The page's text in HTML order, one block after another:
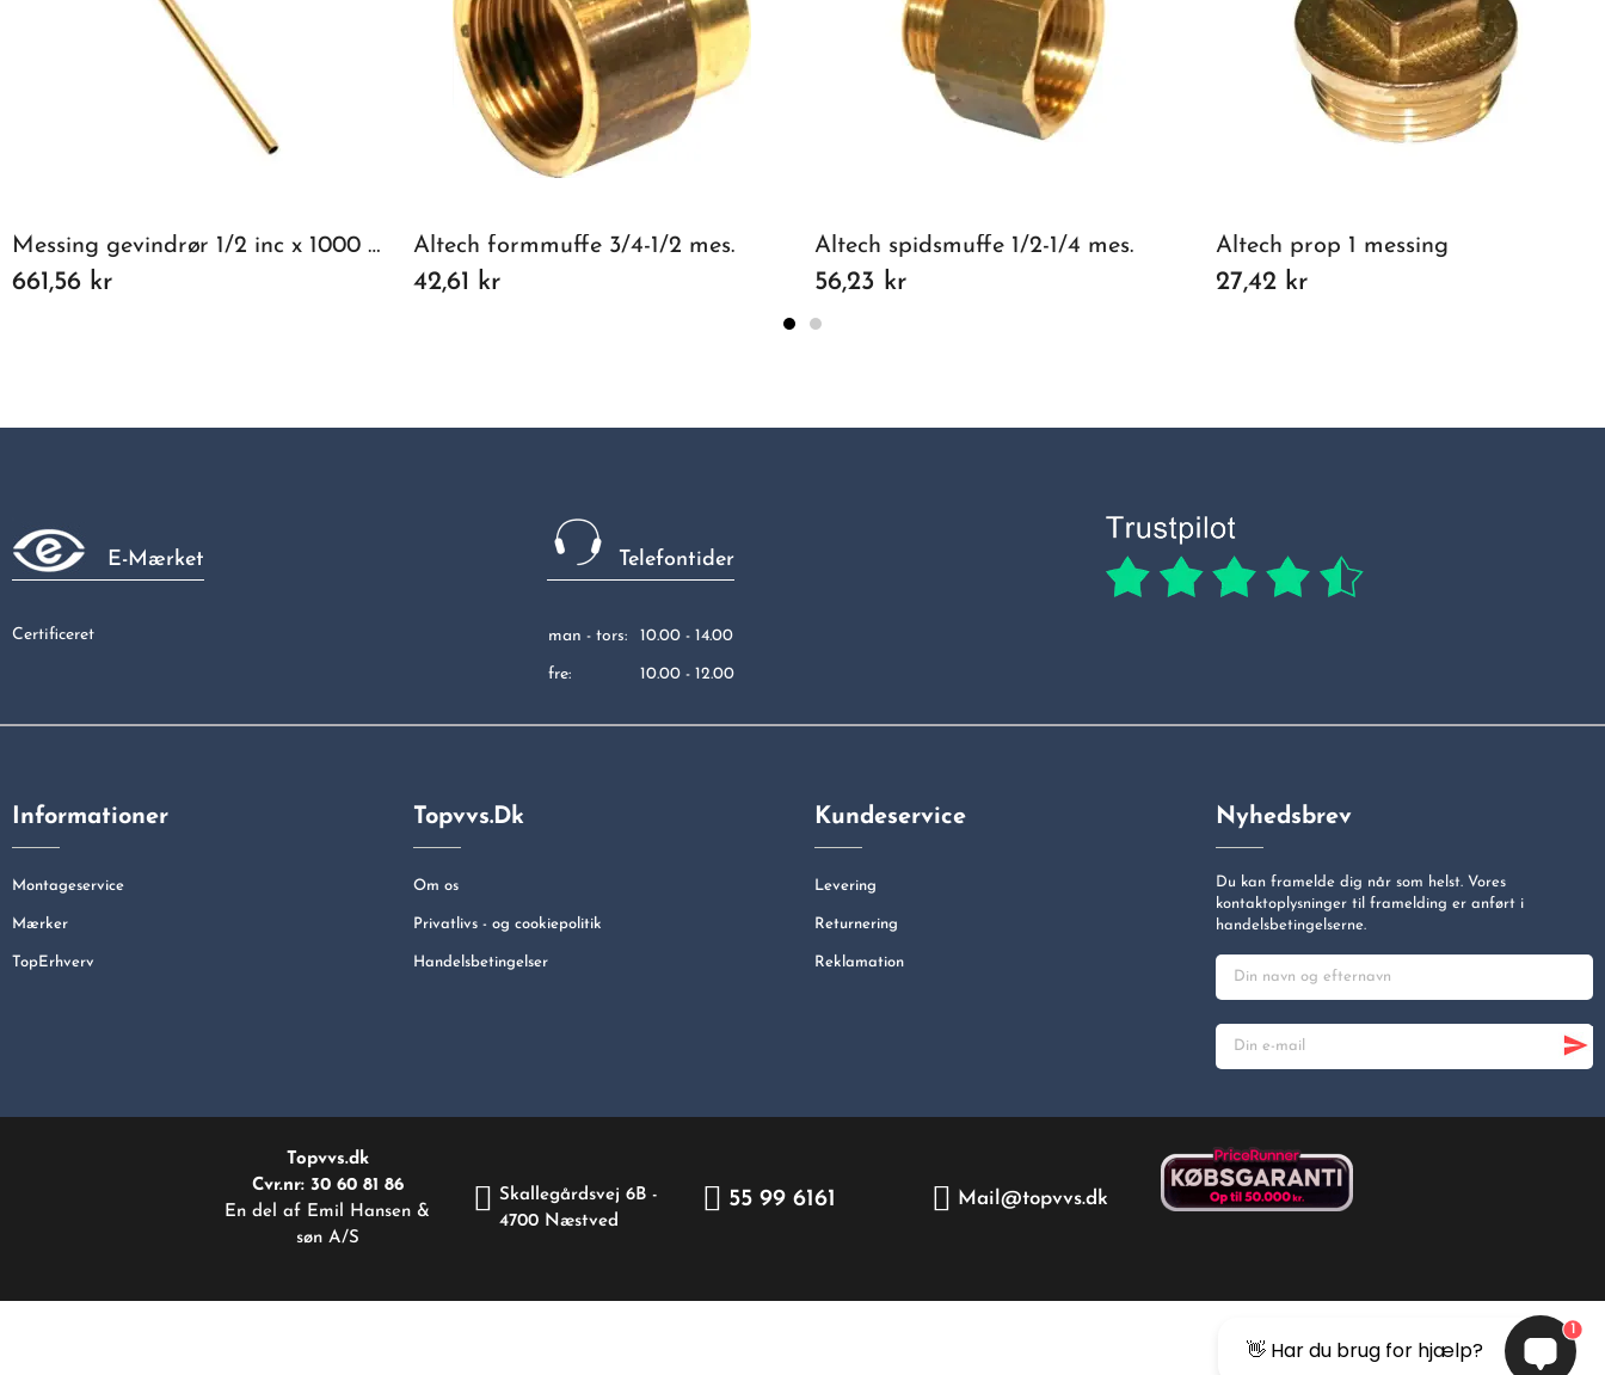
Messing gevindrør 1/2 inc x 1000 mm
661,56 kr
Altech formmuffe 3/4-1/2 mes.
42,61 kr
Altech spidsmuffe 1/2-1/4 mes.
56,23 kr
Altech prop 1 messing
27,42 kr
E-Mærket
Certificeret
Telefontider
man - tors: 10.00 - 14.00
fre: 10.00 - 12.00
Informationer
Montageservice
Mærker
TopErhverv
Topvvs.dk
Om os
Privatlivs - og cookiepolitik
Handelsbetingelser
Kundeservice
Levering
Returnering
Reklamation
Nyhedsbrev
Du kan framelde dig når som helst. Vores
kontaktoplysninger til framelding er anført i
handelsbetingelserne.
Topvvs.dk
Cvr.nr: 30 60 81 86
En del af Emil Hansen &
søn A/S
Skallegårdsvej 6B -
4700 Næstved
55 99 6161 Mail@topvvs.dk
👋 Har du brug for hjælp?
1